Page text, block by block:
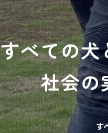
すべての
社会の
す